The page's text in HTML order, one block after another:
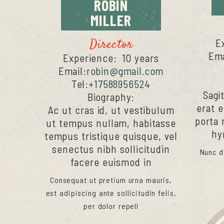
ROBIN
MILLER
Director
Experience: 10 years
Email:robin@gmail.com
Tel:+17588956524
Biography:
Ac ut cras id, ut vestibulum
ut tempus nullam, habitasse
tempus tristique quisque, vel
senectus nibh sollicitudin
facere euismod in
Consequat ut pretium urna mauris,
est adipiscing ante sollicitudin felis,
per dolor repell
erat
porta
Nunc